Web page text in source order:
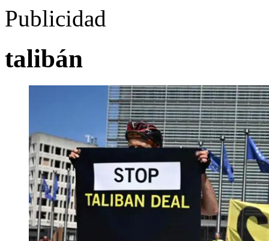
Publicidad
talibán